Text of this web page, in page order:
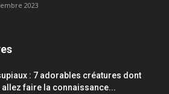
2023
: 7 adorables créatures dont
allez faire la connaissance...